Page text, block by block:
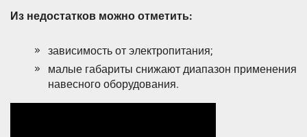
Из недостатков можно отметить:
зависимость от электропитания;
малые габариты снижают диапазон применения
навесного оборудования.